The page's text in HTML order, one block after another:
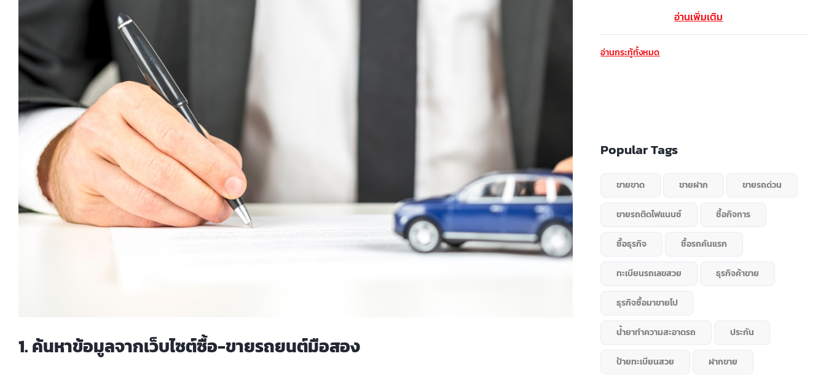
1. ค้นหาข้อมูลจากเว็บไซต์ซื้อ-ขายรถยนต์มือสอง
อ่านเพิ่มเติม
อ่านกระทู้ทั้งหมด
Popular Tags
ขายขาด ขายฝาก ขายรถด่วน
ขายรถติดไฟแนนซ์ ซื้อกิจการ
ซื้อธุรกิจ ซื้อรถคันแรก
ทะเบียนรถเลขสวย ธุรกิจค้าขาย
ธุรกิจซื้อมาขายไป
น้ำยาทำความสะอาดรถ ประกัน
ป้ายทะเบียนสวย ฝากขาย